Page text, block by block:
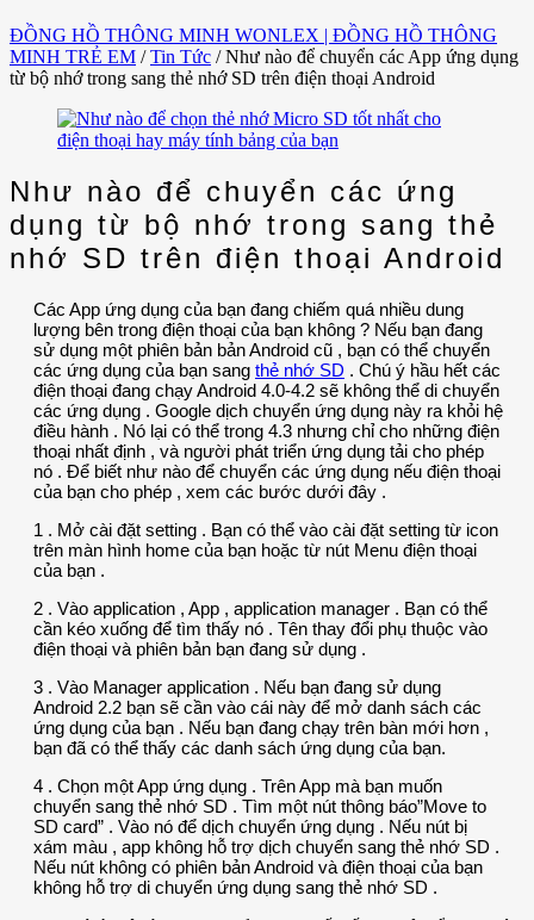
ĐỒNG HỒ THÔNG MINH WONLEX | ĐỒNG HỒ THÔNG
MINH TRẺ EM / Tin Tức / Như nào để chuyển các App ứng dụng
từ bộ nhớ trong sang thẻ nhớ SD trên điện thoại Android
Như nào để chuyển các ứng
dụng từ bộ nhớ trong sang thẻ
nhớ SD trên điện thoại Android
Các App ứng dụng của bạn đang chiếm quá nhiều dung
lượng bên trong điện thoại của bạn không ? Nếu bạn đang
sử dụng một phiên bản bản Android cũ , bạn có thể chuyển
các ứng dụng của bạn sang thẻ nhớ SD . Chú ý hầu hết các
điện thoại đang chạy Android 4.0-4.2 sẽ không thể di chuyển
các ứng dụng . Google dịch chuyển ứng dụng này ra khỏi hệ
điều hành . Nó lại có thể trong 4.3 nhưng chỉ cho những điện
thoại nhất định , và người phát triển ứng dụng tải cho phép
nó . Để biết như nào để chuyển các ứng dụng nếu điện thoại
của bạn cho phép , xem các bước dưới đây .
1 . Mở cài đặt setting . Bạn có thể vào cài đặt setting từ icon
trên màn hình home của bạn hoặc từ nút Menu điện thoại
của bạn .
2 . Vào application , App , application manager . Bạn có thể
cần kéo xuống để tìm thấy nó . Tên thay đổi phụ thuộc vào
điện thoại và phiên bản bạn đang sử dụng .
3 . Vào Manager application . Nếu bạn đang sử dụng
Android 2.2 bạn sẽ cần vào cái này để mở danh sách các
ứng dụng của bạn . Nếu bạn đang chạy trên bàn mới hơn ,
bạn đã có thể thấy các danh sách ứng dụng của bạn.
4 . Chọn một App ứng dụng . Trên App mà bạn muốn
chuyển sang thẻ nhớ SD . Tìm một nút thông báo”Move to
SD card” . Vào nó để dịch chuyển ứng dụng . Nếu nút bị
xám màu , app không hỗ trợ dịch chuyển sang thẻ nhớ SD .
Nếu nút không có phiên bản Android và điện thoại của bạn
không hỗ trợ di chuyển ứng dụng sang thẻ nhớ SD .